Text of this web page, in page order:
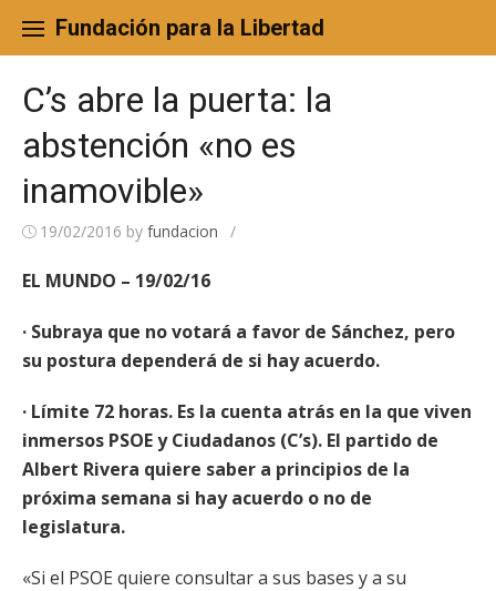
content
Fundación para la Libertad
C’s abre la puerta: la
abstención «no es
inamovible»
19/02/2016 by fundacion /
EL MUNDO – 19/02/16
· Subraya que no votará a favor de Sánchez, pero
su postura dependerá de si hay acuerdo.
· Límite 72 horas. Es la cuenta atrás en la que viven
inmersos PSOE y Ciudadanos (C’s). El partido de
Albert Rivera quiere saber a principios de la
próxima semana si hay acuerdo o no de
legislatura.
«Si el PSOE quiere consultar a sus bases y a su